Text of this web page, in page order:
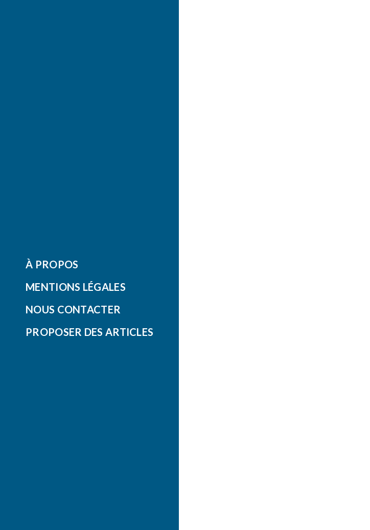
À PROPOS
MENTIONS LÉGALES
NOUS CONTACTER
PROPOSER DES ARTICLES